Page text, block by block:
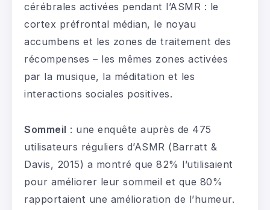
cérébrales activées pendant l’ASMR : le
cortex préfrontal médian, le noyau
accumbens et les zones de traitement des
récompenses – les mêmes zones activées
par la musique, la méditation et les
interactions sociales positives.
Sommeil : une enquête auprès de 475
utilisateurs réguliers d’ASMR (Barratt &
Davis, 2015) a montré que 82% l’utilisaient
pour améliorer leur sommeil et que 80%
rapportaient une amélioration de l’humeur.